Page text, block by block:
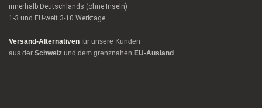
innerhalb Deutschlands (ohne Inseln)
1-3 und EU-weit 3-10 Werktage.
Versand-Alternativen für unsere Kunden
aus der Schweiz und dem grenznahen EU-Ausland